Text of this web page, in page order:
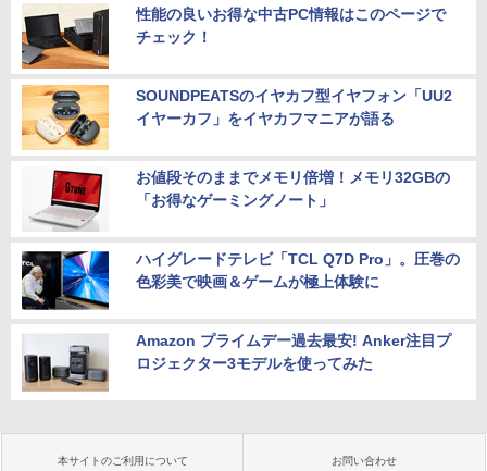
性能の良いお得な中古PC情報はこのページで
チェック！
SOUNDPEATSのイヤカフ型イヤフォン「UU2
イヤーカフ」をイヤカフマニアが語る
お値段そのままでメモリ倍増！メモリ32GBの
「お得なゲーミングノート」
ハイグレードテレビ「TCL Q7D Pro」。圧巻の
色彩美で映画＆ゲームが極上体験に
Amazon プライムデー過去最安! Anker注目プ
ロジェクター3モデルを使ってみた
本サイトのご利用について お問い合わせ